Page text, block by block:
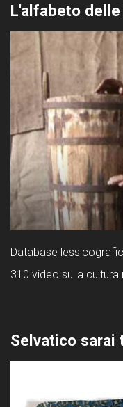
L'alfabeto
Database
310 video sulla
Selvatico sarai